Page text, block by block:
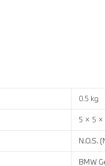
0.5 kg
5 × 5 ×
N.O.S.
BMW